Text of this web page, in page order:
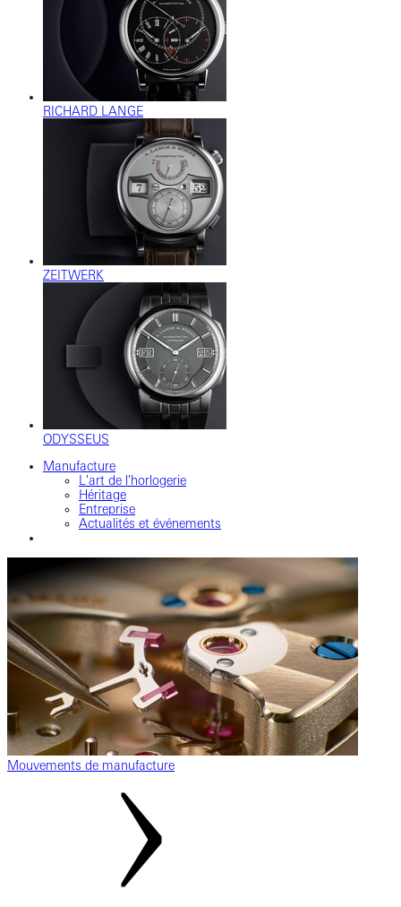
RICHARD LANGE
ZEITWERK
ODYSSEUS
Manufacture
L'art de l'horlogerie
Héritage
Entreprise
Actualités et événements
Mouvements de manufacture